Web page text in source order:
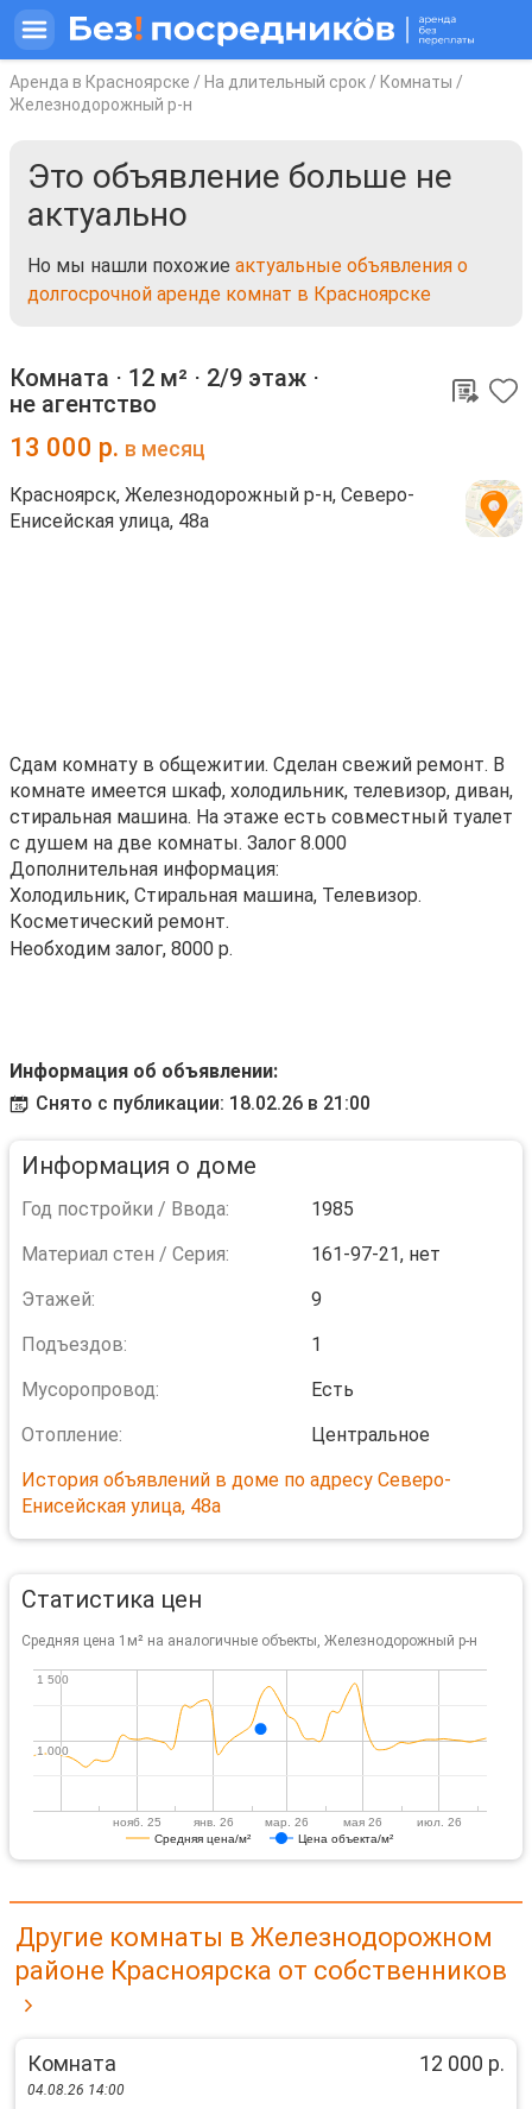
Аренда в Красноярске / На длительный срок / Комнаты /
Железнодорожный р-н
Это объявление больше не
актуально
Но мы нашли похожие актуальные объявления о
долгосрочной аренде комнат в Красноярске
Комната ⋅ 12 м² ⋅ 2/9 этаж ⋅
не агентство
13 000 р. в месяц
Красноярск, Железнодорожный р-н, Северо-
Енисейская улица, 48а
Сдам комнату в общежитии. Сделан свежий ремонт. В
комнате имеется шкаф, холодильник, телевизор, диван,
стиральная машина. На этаже есть совместный туалет
с душем на две комнаты. Залог 8.000
Дополнительная информация:
Холодильник, Стиральная машина, Телевизор.
Косметический ремонт.
Необходим залог, 8000 р.
Информация об объявлении:
Снято с публикации: 18.02.26 в 21:00
Информация о доме
Год постройки / Ввода:
1985
Материал стен / Серия:
161-97-21, нет
Этажей:
9
Подъездов:
1
Мусоропровод:
Есть
Отопление:
Центральное
История объявлений в доме по адресу Северо-
Енисейская улица, 48а
Статистика цен
Средняя цена 1м² на аналогичные объекты, Железнодорожный р-н
Средняя цена/м² Цена объекта/м²
нояб. 25 янв. 26 мар. 26 мая 26 июл. 26
1 000
1 000
1 500
1 500
Другие комнаты в Железнодорожном
районе Красноярска от собственников
Комната 12 000 р.
04.08.26 14:00